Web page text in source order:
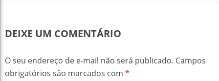
DEIXE UM COMENTÁRIO
O seu endereço de e-mail não será publicado. Campos
obrigatórios são marcados com *